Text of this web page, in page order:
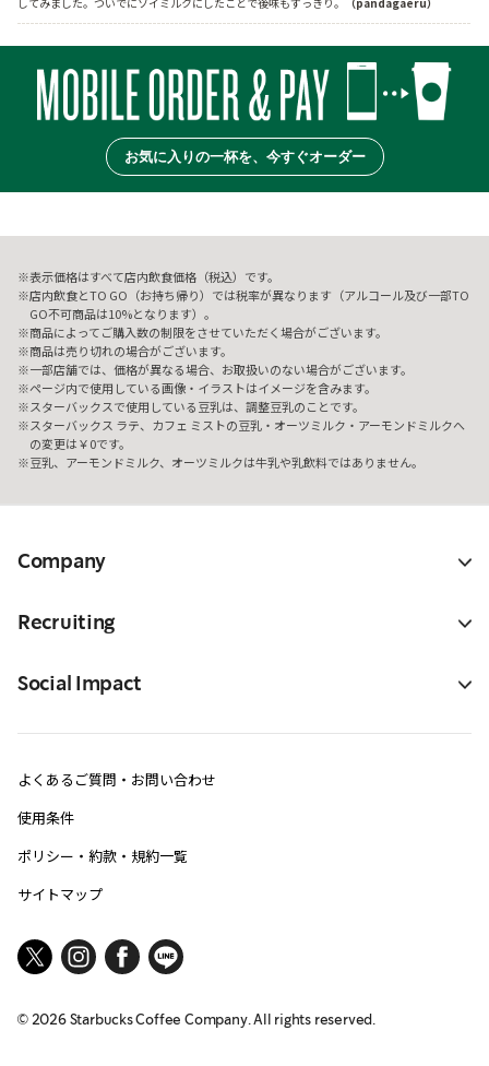
お気に入りの一杯を、今すぐオーダー
表示価格はすべて店内飲食価格（税込）です。
店内飲食とTO GO（お持ち帰り）では税率が異なります（アルコール及び一部TO
GO不可商品は10%となります）。
商品によってご購入数の制限をさせていただく場合がございます。
商品は売り切れの場合がございます。
一部店舗では、価格が異なる場合、お取扱いのない場合がございます。
ページ内で使用している画像・イラストはイメージを含みます。
スターバックスで使用している豆乳は、調整豆乳のことです。
スターバックス ラテ、カフェ ミストの豆乳・オーツミルク・アーモンドミルクへ
の変更は￥0です。
豆乳、アーモンドミルク、オーツミルクは牛乳や乳飲料ではありません。
Company
Recruiting
Social Impact
よくあるご質問・お問い合わせ
使用条件
ポリシー・約款・規約一覧
サイトマップ
© 2026Starbucks Coffee Company. All rights reserved.